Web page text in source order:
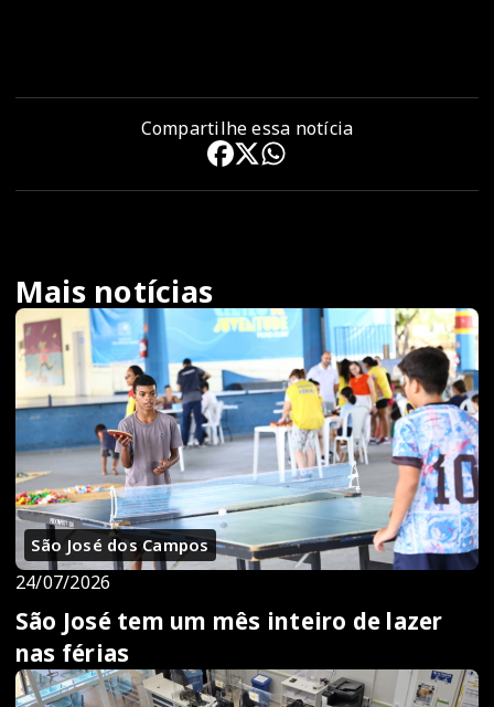
Compartilhe essa notícia
Mais notícias
São José dos Campos
24/07/2026
São José tem um mês inteiro de lazer
nas férias